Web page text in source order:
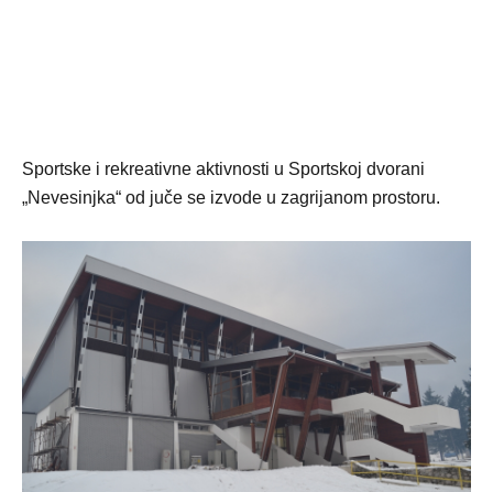
Sportske i rekreativne aktivnosti u Sportskoj dvorani
„Nevesinjka“ od juče se izvode u zagrijanom prostoru.